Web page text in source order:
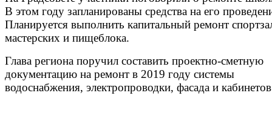
В этом году запланированы средства на его
Планируется выполнить капитальный ремонт
мастерских и пищеблока.
Глава региона поручил составить проектно-сметную
документацию на ремонт в 2019 году системы
водоснабжения, электропроводки, фасада и